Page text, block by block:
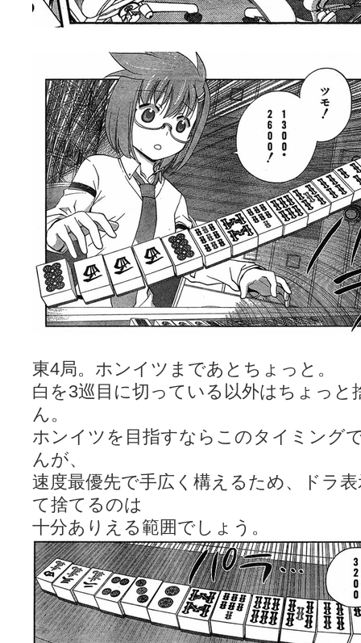
東4局。ホンイツまであとちょっと。
白を3巡目に切っている以外はちょっと
ん。
ホンイツを目指すならこのタイミング
んが、
速度最優先で手広く構えるため、ドラ
て捨てるのは
十分ありえる範囲でしょう。